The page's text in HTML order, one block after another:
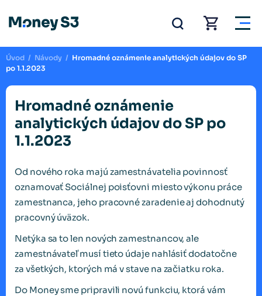
Úvod / Návody / Hromadné oznámenie analytických údajov do SP
po 1.1.2023
Hromadné oznámenie
analytických údajov do SP po
1.1.2023
Od nového roka majú zamestnávatelia povinnosť
oznamovať Sociálnej poisťovni miesto výkonu práce
zamestnanca, jeho pracovné zaradenie aj dohodnutý
pracovný úväzok.
Netýka sa to len nových zamestnancov, ale
zamestnávateľ musí tieto údaje nahlásiť dodatočne
za všetkých, ktorých má v stave na začiatku roka.
Do Money sme pripravili novú funkciu, ktorá vám